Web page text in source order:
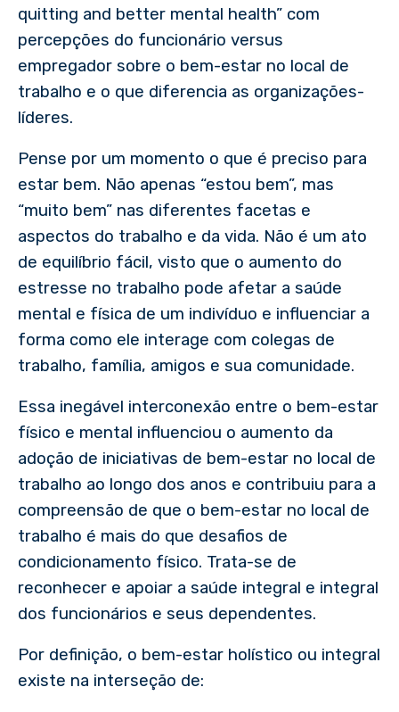
quitting and better mental health” com
percepções do funcionário versus
empregador sobre o bem-estar no local de
trabalho e o que diferencia as organizações-
líderes.
Pense por um momento o que é preciso para
estar bem. Não apenas “estou bem”, mas
“muito bem” nas diferentes facetas e
aspectos do trabalho e da vida. Não é um ato
de equilíbrio fácil, visto que o aumento do
estresse no trabalho pode afetar a saúde
mental e física de um indivíduo e influenciar a
forma como ele interage com colegas de
trabalho, família, amigos e sua comunidade.
Essa inegável interconexão entre o bem-estar
físico e mental influenciou o aumento da
adoção de iniciativas de bem-estar no local de
trabalho ao longo dos anos e contribuiu para a
compreensão de que o bem-estar no local de
trabalho é mais do que desafios de
condicionamento físico. Trata-se de
reconhecer e apoiar a saúde integral e integral
dos funcionários e seus dependentes.
Por definição, o bem-estar holístico ou integral
existe na interseção de: